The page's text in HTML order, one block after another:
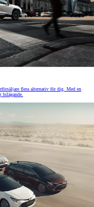
flera alternativ för dig. Med en